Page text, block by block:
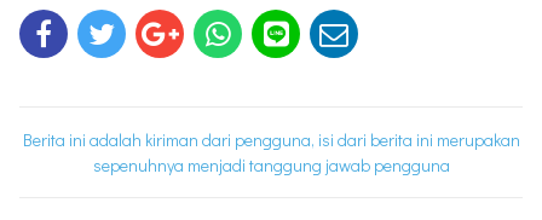
Berita ini adalah kiriman dari pengguna, isi dari berita ini merupakan
sepenuhnya menjadi tanggung jawab pengguna